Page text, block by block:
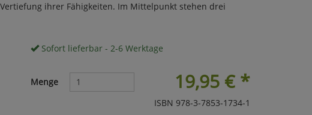
ihrer Fähigkeiten. Im Mittelpunkt stehen drei
Sofort lieferbar - 2-6 Werktage
19,95 €*
Menge
ISBN 978-3-7853-1734-1